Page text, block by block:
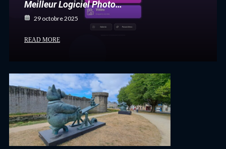
Meilleur Logiciel Photo…
29 octobre 2025
READ MORE